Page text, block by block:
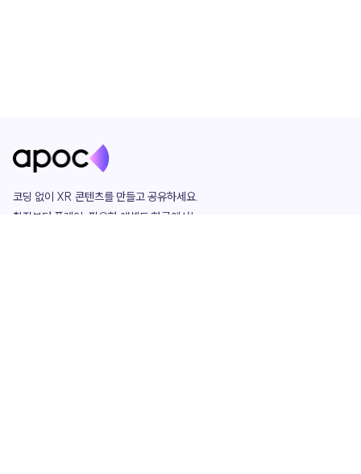
코딩 없이 XR 콘텐츠를 만들고 공유하세요.
창작부터 플레이, 필요한 애셋도 한곳에서!